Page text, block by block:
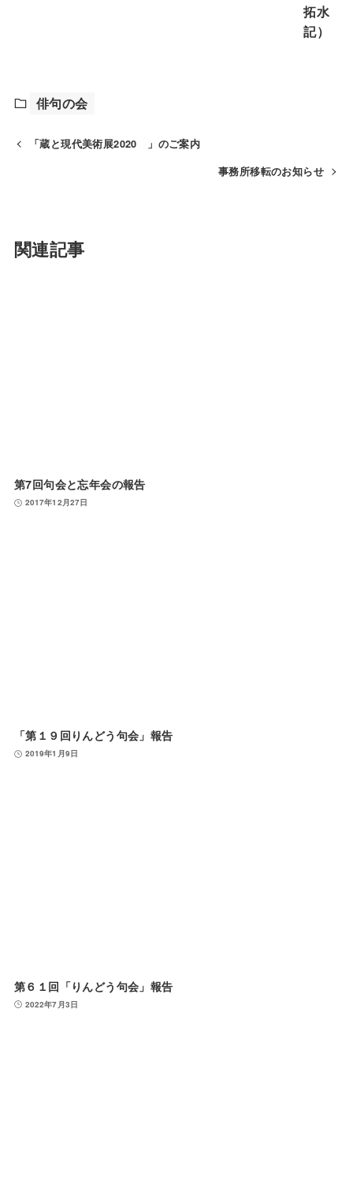
拓水
記）
俳句の会
「蔵と現代美術展2020 」のご案内
事務所移転のお知らせ
関連記事
第7回句会と忘年会の報告
2017年12月27日
「第１９回りんどう句会」報告
2019年1月9日
第６１回「りんどう句会」報告
2022年7月3日